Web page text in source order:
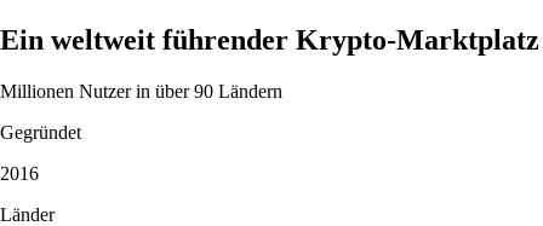
Ein weltweit führender Krypto-Marktplatz
Millionen Nutzer in über 90 Ländern
Gegründet
2016
Länder